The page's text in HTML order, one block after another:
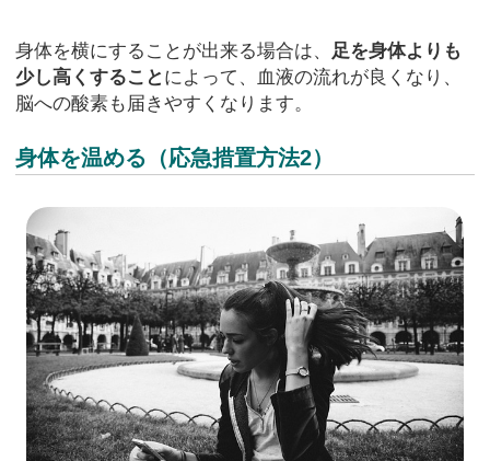
身体を横にすることが出来る場合は、 足を身体よりも
少し高くすること によって、血液の流れが良くなり、
脳への酸素も届きやすくなります。
身体を温める（応急措置方法2）